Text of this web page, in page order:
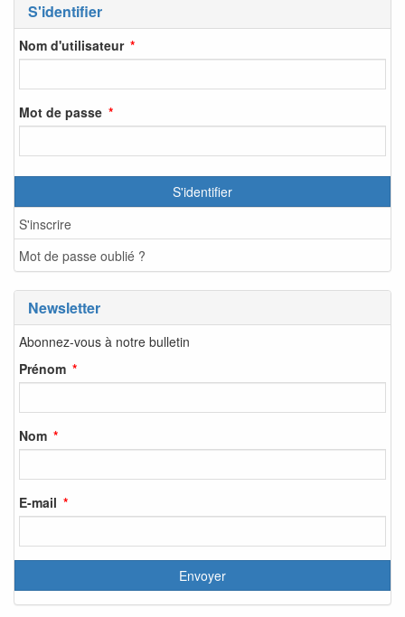
S'identifier
Nom d'utilisateur
Mot de passe
S'identifier
S'inscrire
Mot de passe oublié ?
Newsletter
Abonnez-vous à notre bulletin
Prénom
Nom
E-mail